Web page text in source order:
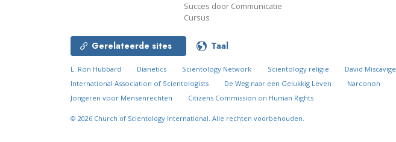
Succes door Communicatie
Cursus
Gerelateerde sites Taal
L. Ron Hubbard Dianetics Scientology Network Scientology religie David Miscavige
International Association of Scientologists
De Weg naar een Gelukkig Leven Narconon
Jongeren voor Mensenrechten
Citizens Commission on Human Rights
© 2026 Church of Scientology International. Alle rechten voorbehouden.